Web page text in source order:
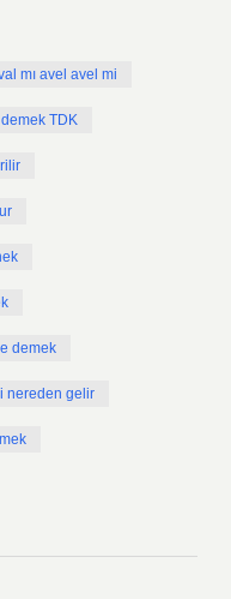
mı avel avel mi
TDK
demek
nereden gelir